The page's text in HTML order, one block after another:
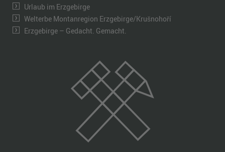
Urlaub im Erzgebirge
Welterbe Montanregion Erzgebirge/Krušnohoří
Erzgebirge – Gedacht. Gemacht.